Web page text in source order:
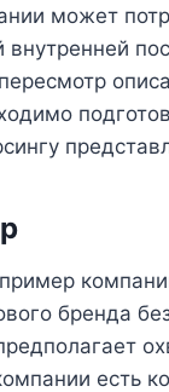
может
внутренней
бренда
есть